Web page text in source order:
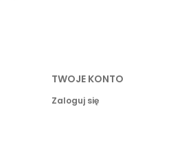
TWOJE KONTO
Zaloguj się